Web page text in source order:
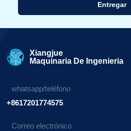
Entregar
Xiangjue
Maquinaria De Ingenieria
whatsapp/teléfono
+8617201774575
Correo electrónico